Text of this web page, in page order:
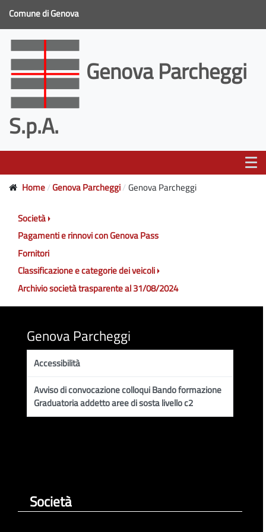
Comune di Genova
Genova Parcheggi
S.p.A.
Home Genova Parcheggi Genova Parcheggi
Genova Parcheggi
Accessibilità
Avviso di convocazione colloqui Bando formazione
Graduatoria addetto aree di sosta livello c2
Società
Società
Pagamenti e rinnovi con Genova Pass
Fornitori
Classificazione e categorie dei veicoli
Archivio società trasparente al 31/08/2024